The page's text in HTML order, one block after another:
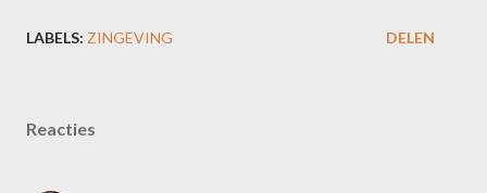
LABELS: ZINGEVING DELEN
Reacties